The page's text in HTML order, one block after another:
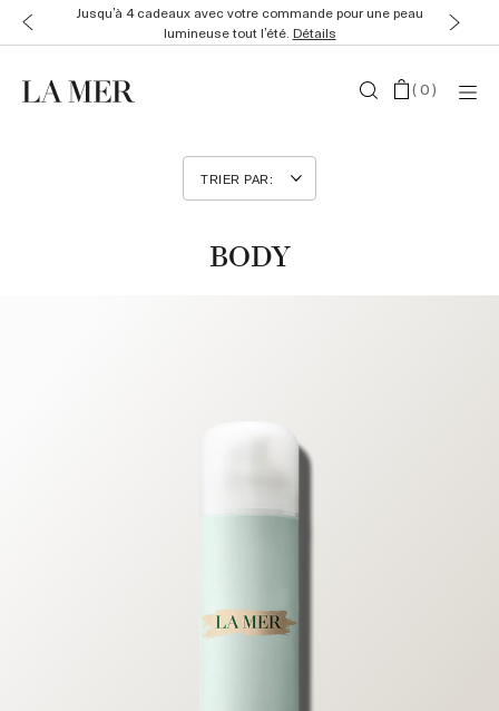
Jusqu’à 4 cadeaux avec votre commande pour une peau
lumineuse tout l’été. Détails
(0)
BODY